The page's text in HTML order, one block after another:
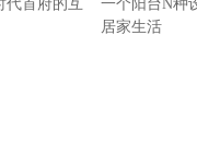
代首府的互
一个阳台N种
居家生活